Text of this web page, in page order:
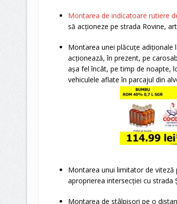
Montarea de indicatoare rutiere
să acționeze pe strada Rovine,
Montarea unei plăcuțe adiționale
acționează, în prezent, pe
așa fel încât, pe timp de noapte,
vehiculele aflate în parcajul din
Montarea unui limitator de viteză
aproprierea intersecției cu strada
Montarea de stâlpișori pe o